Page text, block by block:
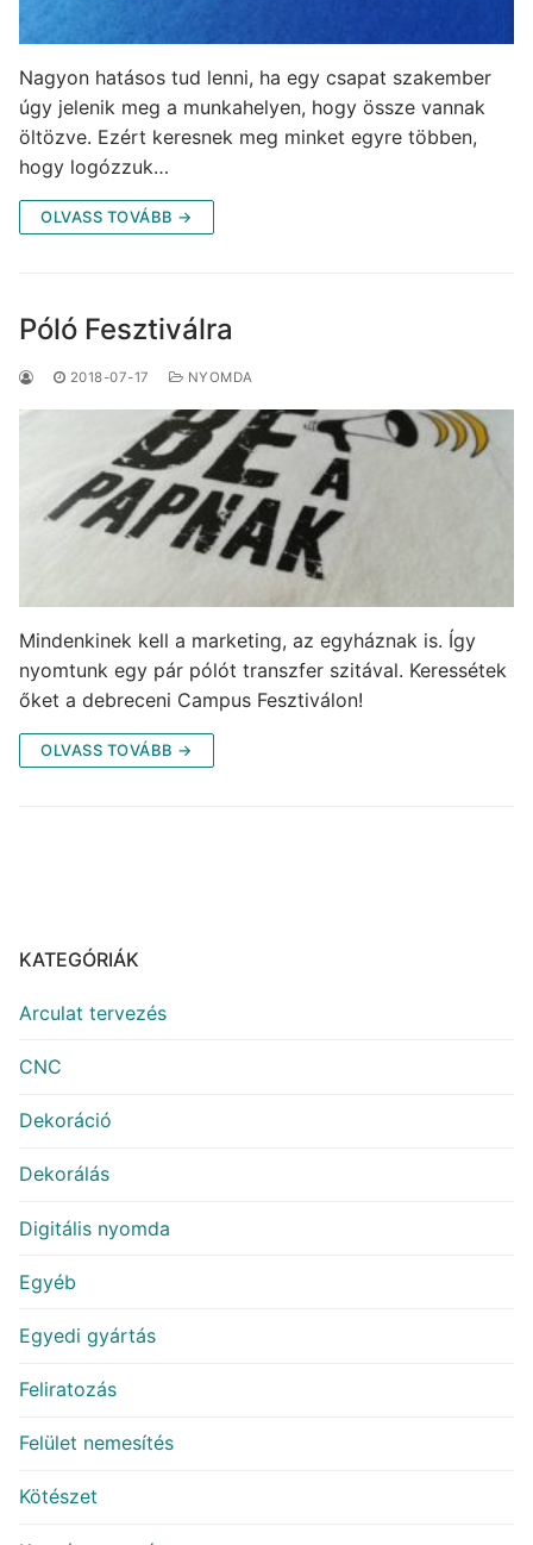
Nagyon hatásos tud lenni, ha egy csapat szakember
úgy jelenik meg a munkahelyen, hogy össze vannak
öltözve. Ezért keresnek meg minket egyre többen,
hogy logózzuk…
OLVASS TOVÁBB →
Póló Fesztiválra
2018-07-17 NYOMDA
Mindenkinek kell a marketing, az egyháznak is. Így
nyomtunk egy pár pólót transzfer szitával. Keressétek
őket a debreceni Campus Fesztiválon!
OLVASS TOVÁBB →
KATEGÓRIÁK
Arculat tervezés
CNC
Dekoráció
Dekorálás
Digitális nyomda
Egyéb
Egyedi gyártás
Feliratozás
Felület nemesítés
Kötészet